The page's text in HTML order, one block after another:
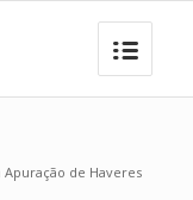
de Haveres